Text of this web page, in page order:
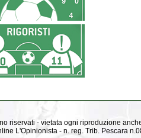
riservati - vietata ogni riproduzione
L'Opinionista - n. reg. Trib. Pescara